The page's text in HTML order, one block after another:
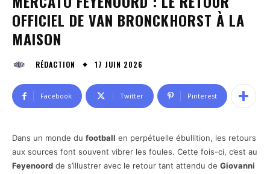
OFFICIEL DE VAN BRONCKHORST À LA
MAISON
RÉDACTION 17 JUIN 2026
Facebook Twitter Pinterest
Dans un monde du football en perpétuelle ébullition, les retours
aux sources font souvent vibrer les foules. Cette fois-ci, c’est au
Feyenoord de s’illustrer avec le retour tant attendu de Giovanni